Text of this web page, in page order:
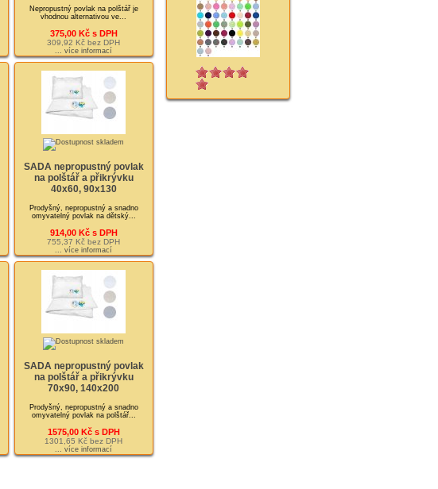
Nepropustný povlak na polštář je
vhodnou alternativou ve...
375,00 Kč s DPH
309,92 Kč bez DPH
... více informací
SADA nepropustný povlak
na polštář a přikrývku
40x60, 90x130
Prodyšný, nepropustný a snadno
omyvatelný povlak na dětský...
914,00 Kč s DPH
755,37 Kč bez DPH
... více informací
SADA nepropustný povlak
na polštář a přikrývku
70x90, 140x200
Prodyšný, nepropustný a snadno
omyvatelný povlak na polštář...
1575,00 Kč s DPH
1301,65 Kč bez DPH
... více informací